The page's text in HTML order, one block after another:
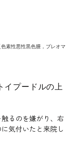
素性悪性黒色腫，ブレオマ
イプードルの上
るのを嫌がり、右
気付いたと来院し